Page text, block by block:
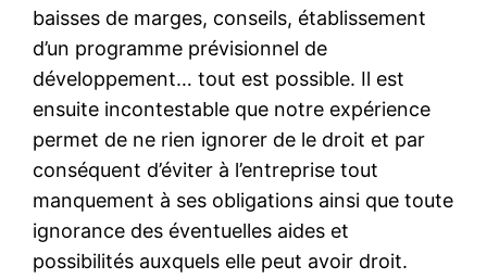
baisses de marges, conseils, établissement
d’un programme prévisionnel de
développement… tout est possible. Il est
ensuite incontestable que notre expérience
permet de ne rien ignorer de le droit et par
conséquent d’éviter à l’entreprise tout
manquement à ses obligations ainsi que toute
ignorance des éventuelles aides et
possibilités auxquels elle peut avoir droit.